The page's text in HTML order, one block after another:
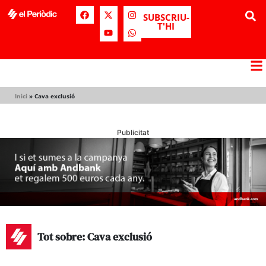
SUBSCRIU-
T'HI
Inici » Cava exclusió
Publicitat
Tot sobre: Cava exclusió